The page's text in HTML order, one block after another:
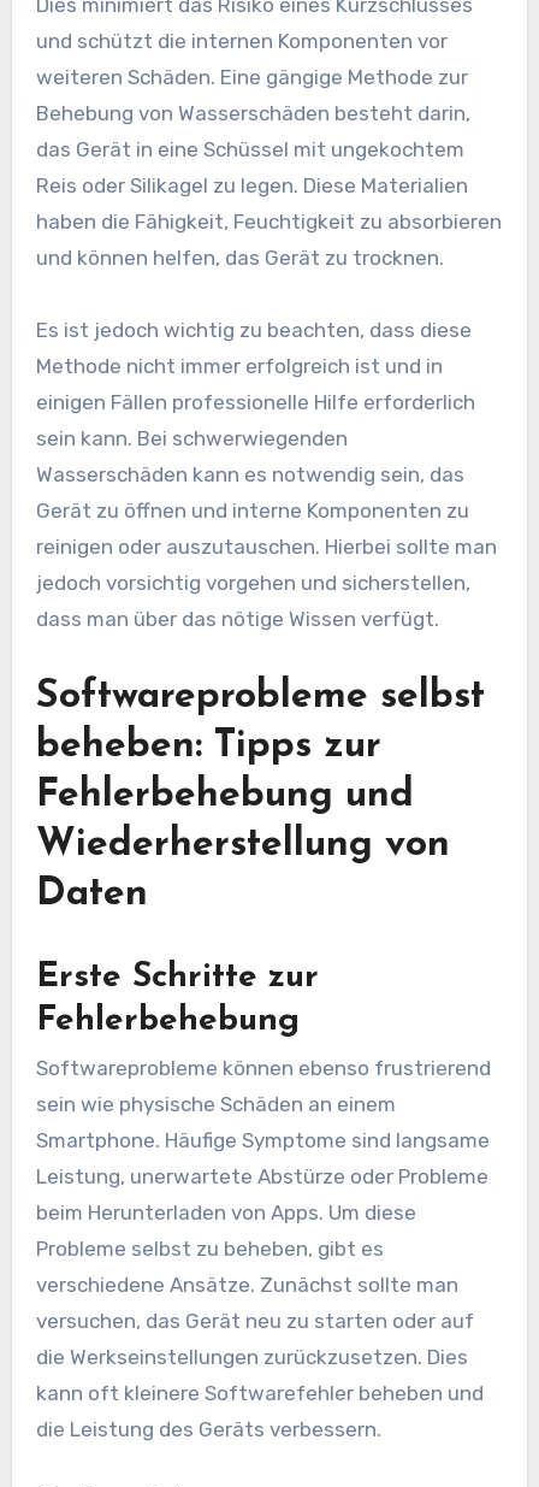
und schützt die internen Komponenten vor
weiteren Schäden. Eine gängige Methode zur
Behebung von Wasserschäden besteht darin,
das Gerät in eine Schüssel mit ungekochtem
Reis oder Silikagel zu legen. Diese Materialien
haben die Fähigkeit, Feuchtigkeit zu absorbieren
und können helfen, das Gerät zu trocknen.
Es ist jedoch wichtig zu beachten, dass diese
Methode nicht immer erfolgreich ist und in
einigen Fällen professionelle Hilfe erforderlich
sein kann. Bei schwerwiegenden
Wasserschäden kann es notwendig sein, das
Gerät zu öffnen und interne Komponenten zu
reinigen oder auszutauschen. Hierbei sollte man
jedoch vorsichtig vorgehen und sicherstellen,
dass man über das nötige Wissen verfügt.
Softwareprobleme selbst
beheben: Tipps zur
Fehlerbehebung und
Wiederherstellung von
Daten
Erste Schritte zur
Fehlerbehebung
Softwareprobleme können ebenso frustrierend
sein wie physische Schäden an einem
Smartphone. Häufige Symptome sind langsame
Leistung, unerwartete Abstürze oder Probleme
beim Herunterladen von Apps. Um diese
Probleme selbst zu beheben, gibt es
verschiedene Ansätze. Zunächst sollte man
versuchen, das Gerät neu zu starten oder auf
die Werkseinstellungen zurückzusetzen. Dies
kann oft kleinere Softwarefehler beheben und
die Leistung des Geräts verbessern.